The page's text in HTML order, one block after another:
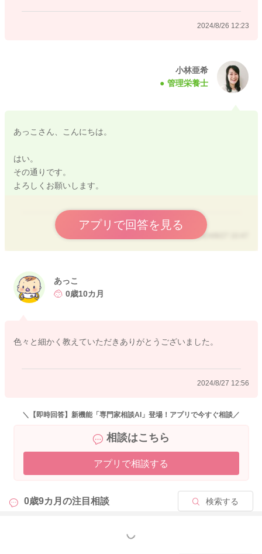
2024/8/26 12:23
小林亜希
管理栄養士
あっこさん、こんにちは。
はい。
その通りです。
よろしくお願いします。
アプリで回答を見る
2024/8/27 10:47
あっこ
0歳10カ月
色々と細かく教えていただきありがとうございました。
2024/8/27 12:56
＼【即時回答】新機能「専門家相談AI」登場！アプリで今すぐ相談／
相談はこちら
アプリで相談する
0歳9カ月の注目相談 検索する
もっと見る